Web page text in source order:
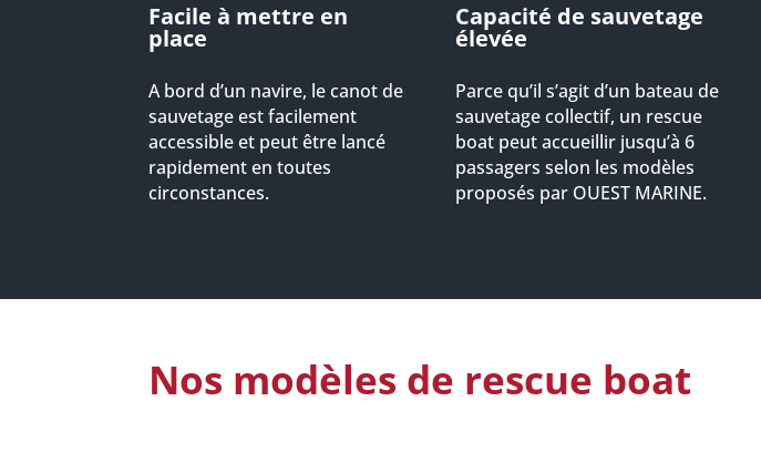
Facile à mettre en
place
A bord d’un navire, le canot de
sauvetage est facilement
accessible et peut être lancé
rapidement en toutes
circonstances.
Capacité de sauvetage
élevée
Parce qu’il s’agit d’un bateau de
sauvetage collectif, un rescue
boat peut accueillir jusqu’à 6
passagers selon les modèles
proposés par OUEST MARINE.
Nos modèles de rescue boat